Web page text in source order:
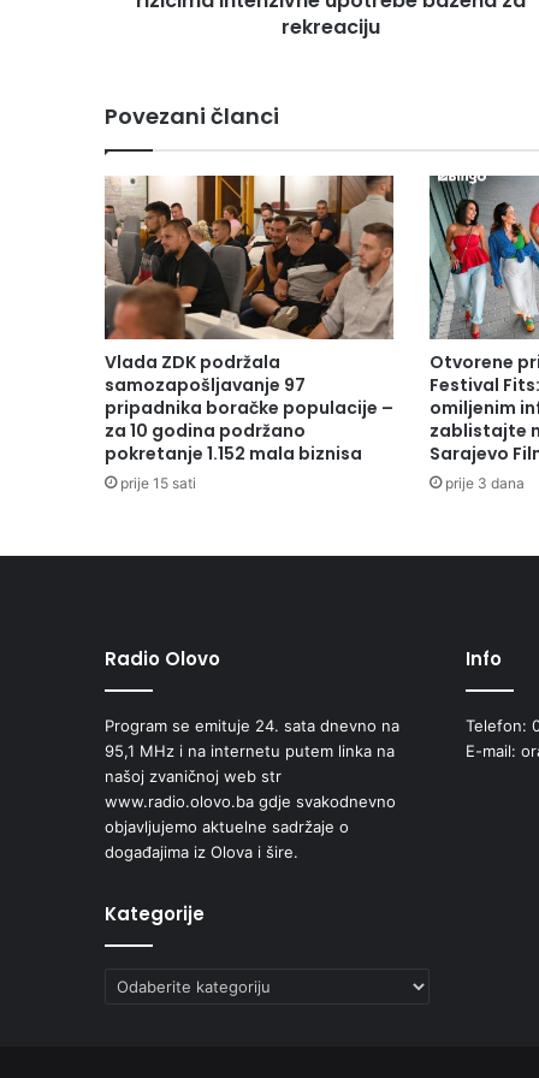
rekreaciju
Povezani članci
Vlada ZDK podržala
samozapošljavanje 97
pripadnika boračke populacije –
za 10 godina podržano
pokretanje 1.152 mala biznisa
prije 15 sati
Otvorene
Festival
omiljenim
zablistajte
Sarajevo
prije 3 dana
Radio Olovo
Program se emituje 24. sata dnevno na
95,1 MHz i na internetu putem linka na
našoj zvaničnoj web str
www.radio.olovo.ba gdje svakodnevno
objavljujemo aktuelne sadržaje o
događajima iz Olova i šire.
Kategorije
Kategorije
Info
Telefon:
E-mail: